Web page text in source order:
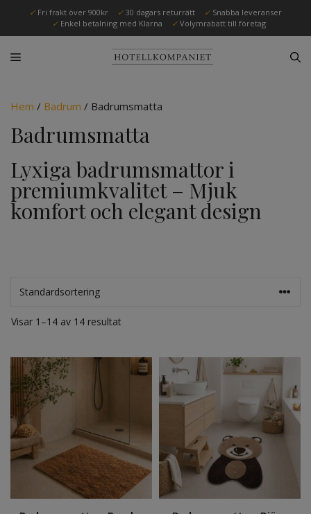
innehåll
✓ Fri frakt över 900kr ✓ 30 dagars returrätt ✓ Snabba leveranser
✓ Enkel betalning med Klarna ✓ Volymrabatt till företag
Hem / Badrum / Badrumsmatta
Badrumsmatta
Lyxiga badrumsmattor i
premiumkvalitet – Mjuk
komfort och elegant design
Visar 1–14 av 14 resultat